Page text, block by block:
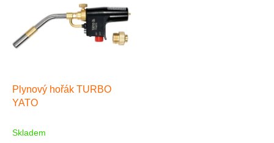
Plynový hořák TURBO
YATO
Skladem